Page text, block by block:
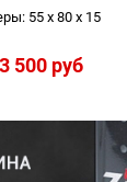
55 x 80 x 15
500 руб